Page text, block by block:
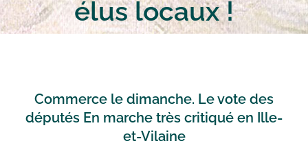
élus locaux !
Commerce le dimanche. Le vote des
députés En marche très critiqué en Ille-
et-Vilaine